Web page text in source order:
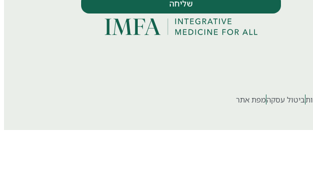
שליחה
ביטול עסקהמפת אתר